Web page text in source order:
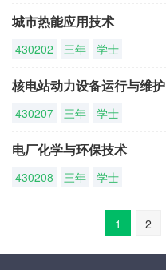
城市热能应用技术
430202 三年 学士
核电站动力设备运行与维护
430207 三年 学士
电厂化学与环保技术
430208 三年 学士
1 2